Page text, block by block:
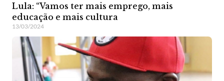
Lula: “Vamos ter mais emprego, mais
educação e mais cultura
13/03/2024